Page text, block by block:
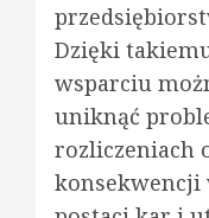
Dzięki
wsparciu
uniknąć
rozliczeniach
konsekwencji